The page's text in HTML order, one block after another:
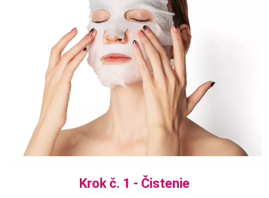
Krok č. 1 - Čistenie